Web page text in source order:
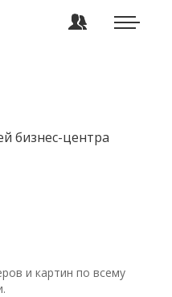
бизнес-центра
и картин по всему